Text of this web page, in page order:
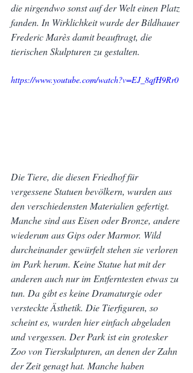
die nirgendwo sonst auf der Welt einen Platz
fanden. In Wirklichkeit wurde der Bildhauer
Frederic Marès damit beauftragt, die
tierischen Skulpturen zu gestalten.
https://www.youtube.com/watch?v=EJ_8qfH9Rr0
Die Tiere, die diesen Friedhof für
vergessene Statuen bevölkern, wurden aus
den verschiedensten Materialien gefertigt.
Manche sind aus Eisen oder Bronze, andere
wiederum aus Gips oder Marmor. Wild
durcheinander gewürfelt stehen sie verloren
im Park herum. Keine Statue hat mit der
anderen auch nur im Entferntesten etwas zu
tun. Da gibt es keine Dramaturgie oder
versteckte Ästhetik. Die Tierfiguren, so
scheint es, wurden hier einfach abgeladen
und vergessen. Der Park ist ein grotesker
Zoo von Tierskulpturen, an denen der Zahn
der Zeit genagt hat. Manche haben